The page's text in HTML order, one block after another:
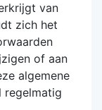
van
zich het
of aan
algemene
regelmatig